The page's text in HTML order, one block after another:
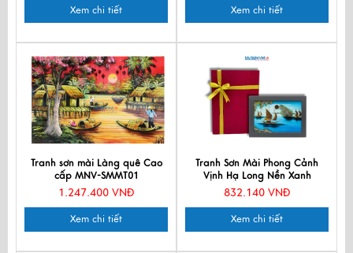
Xem chi tiết Xem chi tiết
Tranh sơn mài Làng quê Cao
cấp MNV-SMMT01
1.247.400 VNĐ
Xem chi tiết
Tranh Sơn Mài Phong Cảnh
Vịnh Hạ Long Nền Xanh
25x35cm tsm2535.6
832.140 VNĐ
Xem chi tiết